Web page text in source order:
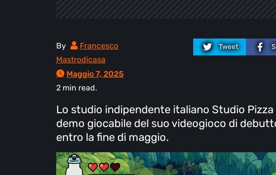
Tweet
By
Francesco
Mastrodicasa
Maggio 7, 2025
2 min read.
Lo studio indipendente italiano Studio
demo giocabile del suo videogioco di
entro la fine di maggio.